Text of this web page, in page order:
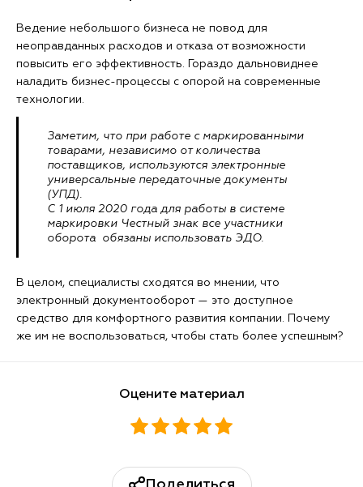
Ведение небольшого бизнеса не повод для
неоправданных расходов и отказа от возможности
повысить его эффективность. Гораздо дальновиднее
наладить бизнес-процессы с опорой на современные
технологии.
Заметим, что при работе с маркированными
товарами, независимо от количества
поставщиков, используются электронные
универсальные передаточные документы
(УПД).
С 1 июля 2020 года для работы в системе
маркировки Честный знак все участники
оборота обязаны использовать ЭДО.
В целом, специалисты сходятся во мнении, что
электронный документооборот — это доступное
средство для комфортного развития компании. Почему
же им не воспользоваться, чтобы стать более успешным?
Оцените материал